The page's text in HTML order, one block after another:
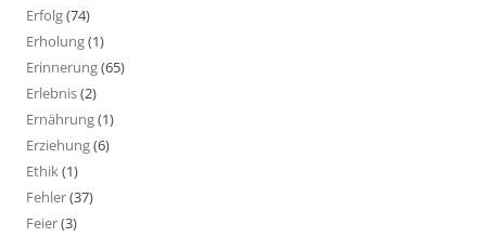
Erfolg(74)
Erholung(1)
Erinnerung(65)
Erlebnis(2)
Ernährung(1)
Erziehung(6)
Ethik(1)
Fehler(37)
Feier(3)